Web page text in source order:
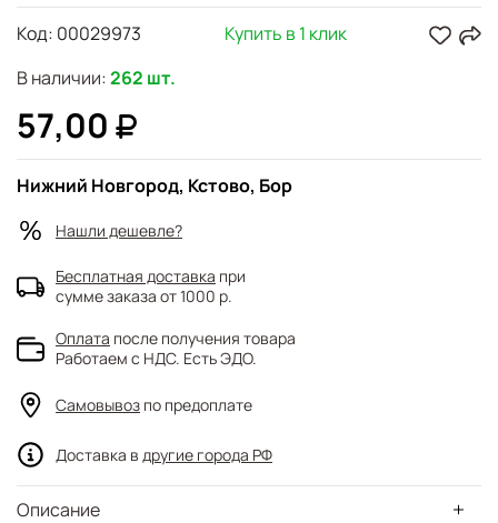
Описание
В наличии:262 шт.
57,00
Код: 00029973 Купить в 1 клик
Нижний Новгород, Кстово, Бор
Нашли дешевле?
Бесплатная доставка при
сумме заказа от 1000 р.
Оплата после получения товара
Работаем с НДС. Есть ЭДО.
Самовывоз по предоплате
Доставка в другие города РФ